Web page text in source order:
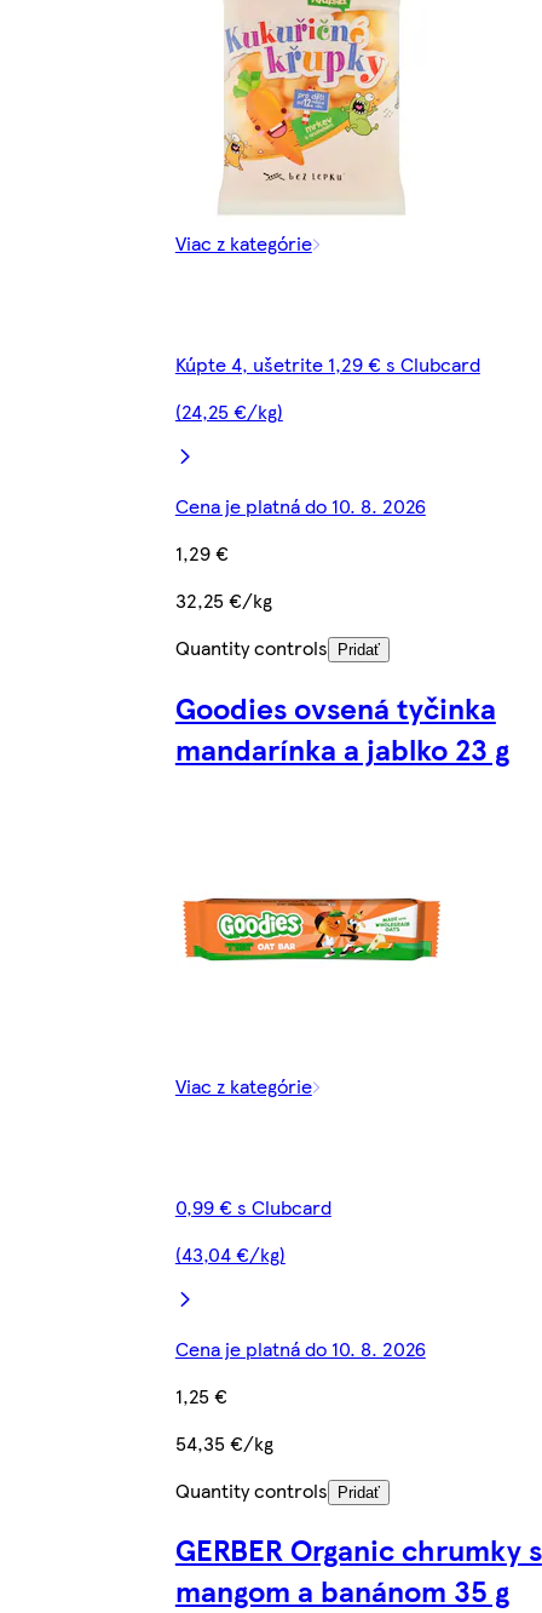
Viac z kategórie
Kúpte 4, ušetrite 1,29 € s Clubcard
(24,25 €/kg)
Cena je platná do 10. 8. 2026
1,29 €
32,25 €/kg
Quantity controls
Pridať
Goodies ovsená tyčinka
mandarínka a jablko 23 g
Viac z kategórie
0,99 € s Clubcard
(43,04 €/kg)
Cena je platná do 10. 8. 2026
1,25 €
54,35 €/kg
Quantity controls
Pridať
GERBER Organic chrumky s
mangom a banánom 35 g